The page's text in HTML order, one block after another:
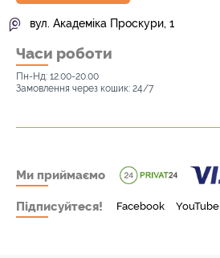
вул. Академіка Проскури, 1
Часи роботи
Пн-Нд: 12.00-20.00
Замовлення через кошик: 24/7
Ми приймаємо
Підписуйтеся! Facebook YouTube